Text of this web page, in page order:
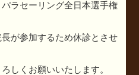
ラセーリング全日本選手権
が参加するため休診とさせ
しくお願いいたします。